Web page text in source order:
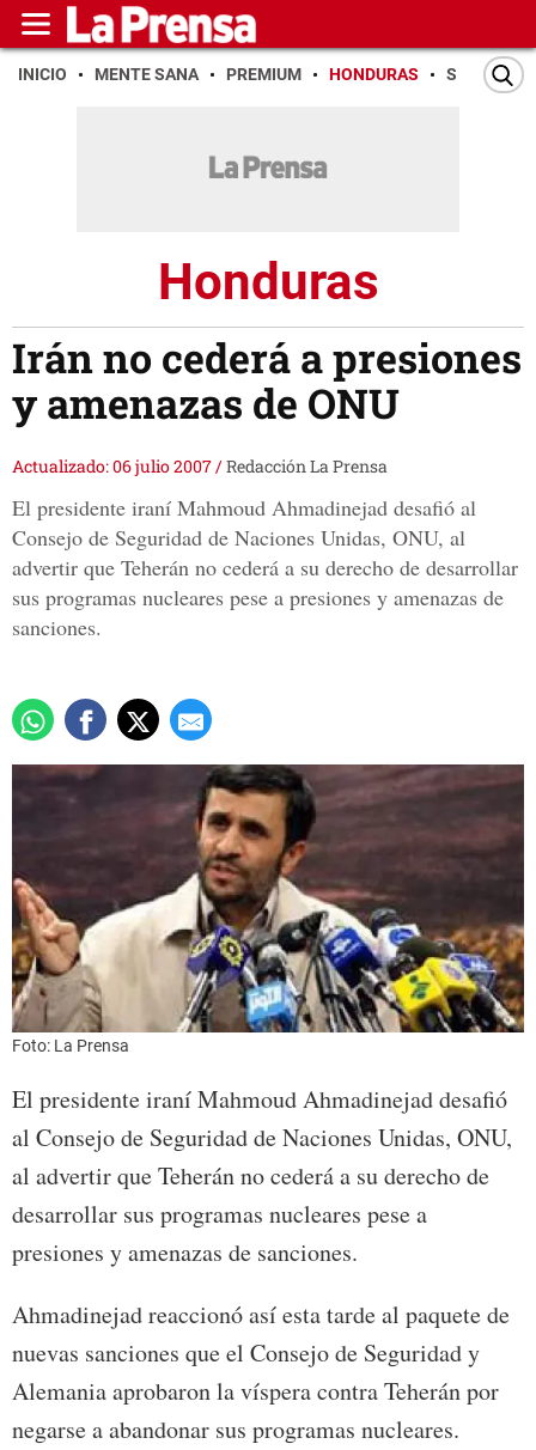
INICIO MENTE SANA PREMIUM HONDURAS SAN PEDRO
Honduras
Irán no cederá a presiones
y amenazas de ONU
Actualizado: 06 julio 2007/Redacción La Prensa
El presidente iraní Mahmoud Ahmadinejad desafió al
Consejo de Seguridad de Naciones Unidas, ONU, al
advertir que Teherán no cederá a su derecho de desarrollar
sus programas nucleares pese a presiones y amenazas de
sanciones.
Foto: La Prensa
El presidente iraní Mahmoud Ahmadinejad desafió
al Consejo de Seguridad de Naciones Unidas, ONU,
al advertir que Teherán no cederá a su derecho de
desarrollar sus programas nucleares pese a
presiones y amenazas de sanciones.
Ahmadinejad reaccionó así esta tarde al paquete de
nuevas sanciones que el Consejo de Seguridad y
Alemania aprobaron la víspera contra Teherán por
negarse a abandonar sus programas nucleares.